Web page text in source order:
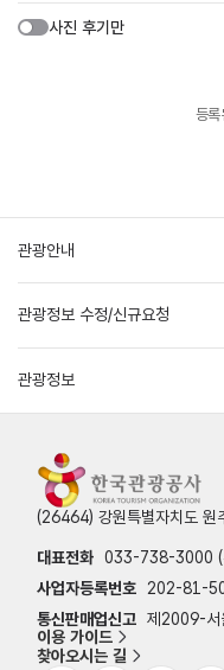
사진 후기만
등
관광안내
관광정보 수정/신규요청
관광정보
(26464) 강원특별자치도 원
대표전화 033-738-3000 (
사업자등록번호
202-81-
통신판매업신고 제2009-서
이용 가이드
찾아오시는 길